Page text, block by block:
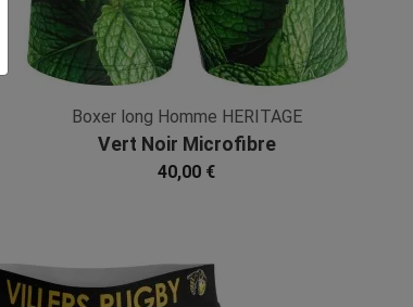
Boxer long Homme HERITAGE
Vert Noir Microfibre
40,00 €